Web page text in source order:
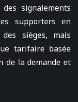
signalements
supporters en
sièges, mais
tarifaire basée
de la demande et